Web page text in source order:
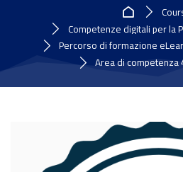
Home
Competenze digitali per la
Percorso di formazione
Area di competenza